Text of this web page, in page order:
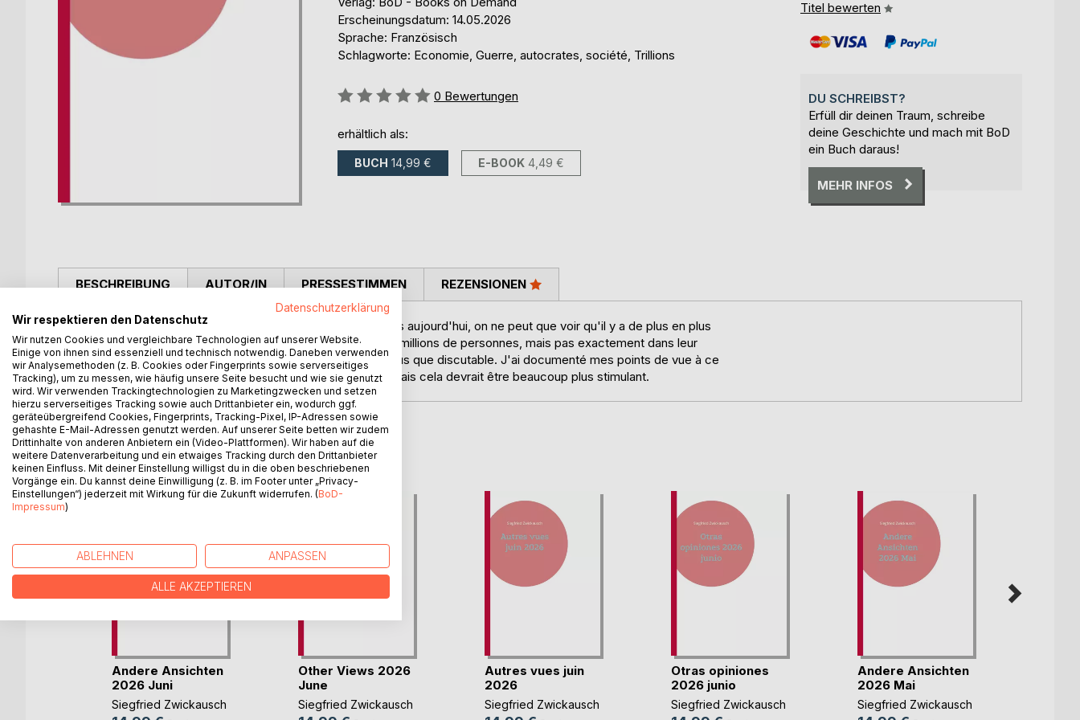
Erscheinungsdatum: 14.05.2026
Sprache: Französisch
Schlagworte: Economie, Guerre, autocrates, société, Trillions
Bewertung::
0 Bewertungen
erhältlich als:
BUCH 14,99 € E-BOOK 4,49 €
Titel bewerten
DU SCHREIBST?
Erfüll dir deinen Traum, schreibe
deine Geschichte und mach mit BoD
ein Buch daraus!
MEHR INFOS
BESCHREIBUNG
Si l'on regarde la société, l'économie et les conflits armés aujourd'hui, on ne peut que voir qu'il y a de plus en plus
de conflits sur notre planète. Des individus dominent des millions de personnes, mais pas exactement dans leur
sens. Que vous puissiez prévenir certaines choses est plus que discutable. J'ai documenté mes points de vue à ce
sujet ici. Cela ne veut pas dire que vous êtes d'accord, mais cela devrait être beaucoup plus stimulant.
AUTOR/IN PRESSESTIMMEN REZENSIONEN
WEITERE TITEL BEIBoD
Andere Ansichten
2026 Juni
Siegfried Zwickausch
Other Views 2026
June
Siegfried Zwickausch
Autres vues juin
2026
Siegfried Zwickausch
Otras opiniones
2026 junio
Siegfried Zwickausch
Andere Ansichten
2026 Mai
Siegfried Zwickausch
Datenschutzerklärung
Wir respektieren den Datenschutz
Wir nutzen Cookies und vergleichbare Technologien auf unserer Website.
Einige von ihnen sind essenziell und technisch notwendig. Daneben verwenden
wir Analysemethoden (z. B. Cookies oder Fingerprints sowie serverseitiges
Tracking), um zu messen, wie häufig unsere Seite besucht und wie sie genutzt
wird. Wir verwenden Trackingtechnologien zu Marketingzwecken und setzen
hierzu serverseitiges Tracking sowie auch Drittanbieter ein, wodurch ggf.
geräteübergreifend Cookies, Fingerprints, Tracking-Pixel, IP-Adressen sowie
gehashte E-Mail-Adressen genutzt werden. Auf unserer Seite betten wir zudem
Drittinhalte von anderen Anbietern ein (Video-Plattformen). Wir haben auf die
weitere Datenverarbeitung und ein etwaiges Tracking durch den Drittanbieter
keinen Einfluss. Mit deiner Einstellung willigst du in die oben beschriebenen
Vorgänge ein. Du kannst deine Einwilligung (z. B. im Footer unter „Privacy-
Einstellungen“) jederzeit mit Wirkung für die Zukunft widerrufen. (BoD-
Impressum)
ABLEHNEN ANPASSEN
ALLE AKZEPTIEREN